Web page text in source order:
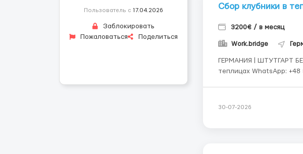
Пользователь с 17.04.2026
Заблокировать
Пожаловаться
Поделиться
Сбор клубники в
3200€ / в месяц
Work.bridge
ГЕРМАНИЯ | ШТУТГАРТ
теплицах WhatsApp: +48 515 987 184 Приглашаем мужчин и женщин до
30-07-2026